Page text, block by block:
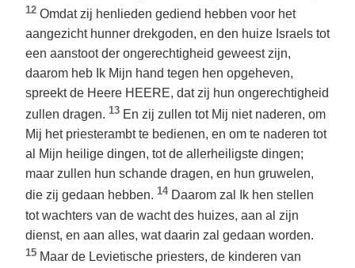
12 Omdat zij henlieden gediend hebben voor het
aangezicht hunner drekgoden, en den huize Israels tot
een aanstoot der ongerechtigheid geweest zijn,
daarom heb Ik Mijn hand tegen hen opgeheven,
spreekt de Heere HEERE, dat zij hun ongerechtigheid
zullen dragen. 13 En zij zullen tot Mij niet naderen, om
Mij het priesterambt te bedienen, en om te naderen tot
al Mijn heilige dingen, tot de allerheiligste dingen;
maar zullen hun schande dragen, en hun gruwelen,
die zij gedaan hebben. 14 Daarom zal Ik hen stellen
tot wachters van de wacht des huizes, aan al zijn
dienst, en aan alles, wat daarin zal gedaan worden.
15 Maar de Levietische priesters, de kinderen van